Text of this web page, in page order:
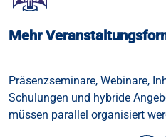
Mehr
Präsenzseminare, Webinare,
Schulungen und hybride
müssen parallel organisiert